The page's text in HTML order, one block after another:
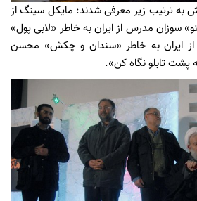
به ترتیب زیر معرفی شدند: مایکل سینگ از
سوزان مدرس از ایران به خاطر «لابی پول»
ایران به خاطر «سندان و چکش» محسن
پشت تابلو نگاه کن».